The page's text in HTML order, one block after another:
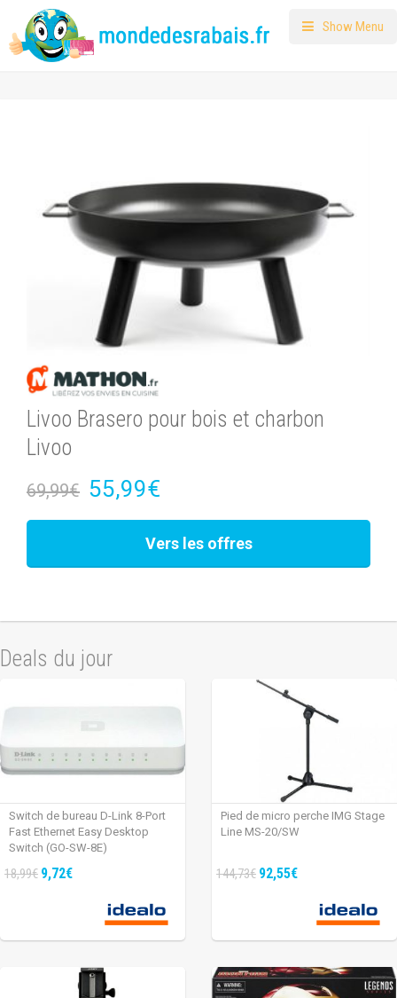
Show Menu
Livoo Brasero pour bois et charbon
Livoo
69,99€ 55,99€
Vers les offres
Deals du jour
Switch de bureau D-Link 8-Port
Fast Ethernet Easy Desktop
Switch (GO-SW-8E)
18,99€ 9,72€
Pied de micro perche IMG Stage
Line MS-20/SW
144,73€ 92,55€